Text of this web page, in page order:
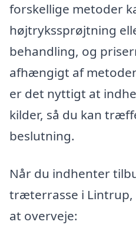
forskellige metoder
højtrykssprøjtning
behandling, og
afhængigt af
er det nyttigt at
kilder, så du kan
beslutning.
Når du indhenter
træterrasse i
at overveje: